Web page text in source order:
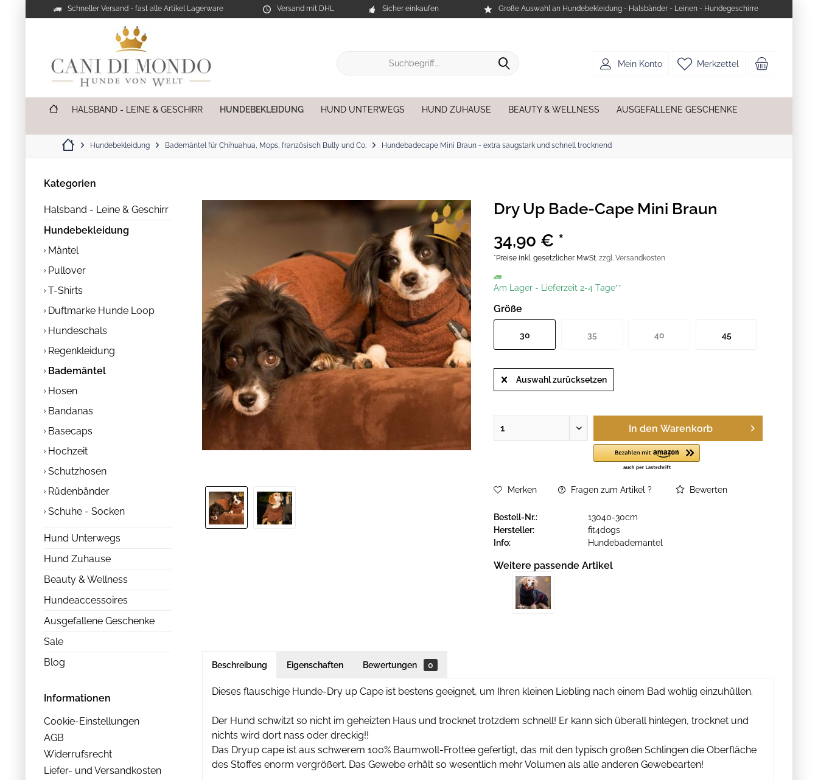
Schneller Versand - fast alle Artikel Lagerware Versand mit DHL Sicher einkaufen Große Auswahl an Hundebekleidung - Halsbänder - Leinen - Hundegeschirre
Merkzettel
Mein Konto
HALSBAND - LEINE & GESCHIRR HUNDEBEKLEIDUNG HUND UNTERWEGS HUND ZUHAUSE BEAUTY & WELLNESS AUSGEFALLENE GESCHENKE
Hundebekleidung Bademäntel für Chihuahua, Mops, französisch Bully und Co. Hundebadecape Mini Braun - extra saugstark und schnell trocknend
Kategorien
Halsband - Leine & Geschirr
Hundebekleidung
Mäntel
Pullover
T-Shirts
Duftmarke Hunde Loop
Hundeschals
Regenkleidung
Bademäntel
Hosen
Bandanas
Basecaps
Hochzeit
Schutzhosen
Rüdenbänder
Schuhe - Socken
Hund Unterwegs
Hund Zuhause
Beauty & Wellness
Hundeaccessoires
Ausgefallene Geschenke
Sale
Blog
Informationen
Cookie-Einstellungen
AGB
Widerrufsrecht
Liefer- und Versandkosten
Dry Up Bade-Cape Mini Braun
34,90 € *
*Preise inkl. gesetzlicher MwSt.zzgl. Versandkosten
Am Lager - Lieferzeit 2-4 Tage**
Größe
30 35 40 45
Auswahl zurücksetzen
In den Warenkorb
Merken Fragen zum Artikel ? Bewerten
Bestell-Nr.:
13040-30cm
Hersteller:
fit4dogs
Info:
Hundebademantel
Weitere passende Artikel
Beschreibung Eigenschaften Bewertungen 0
Dieses flauschige Hunde-Dry up Cape ist bestens geeignet, um Ihren kleinen Liebling nach einem Bad wohlig einzuhüllen.
Der Hund schwitzt so nicht im geheizten Haus und trocknet trotzdem schnell! Er kann sich überall hinlegen, trocknet und
nichts wird dort nass oder dreckig!!
Das Dryup cape ist aus schwerem 100% Baumwoll-Frottee gefertigt, das mit den typisch großen Schlingen die Oberfläche
des Stoffes enorm vergrößert. Das Gewebe erhält so wesentlich mehr Volumen als alle anderen Gewebearten!